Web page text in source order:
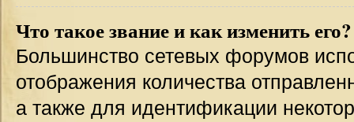
Что такое звание и как изменить его?
Большинство сетевых форумов
отображения количества
а также для идентификации